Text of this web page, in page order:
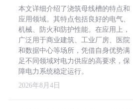
本文详细介绍了浇筑母线槽的特点和
应用领域。其特点包括良好的电气、
机械、防火和防护性能。在应用上，
广泛用于商业建筑、工业厂房、医院
和数据中心等场所，凭借自身优势满
足不同领域对电力供应的高要求，保
障电力系统稳定运行。
2026年8月4日